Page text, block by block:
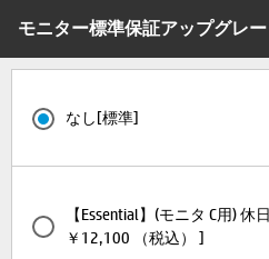
モニター標準保証アップグレ
なし[標準]
【Essential】(モニタ C用)
￥12,100 （税込） ]